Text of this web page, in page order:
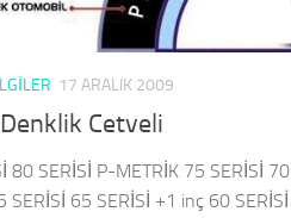
17 ARALIK 2009
Cetveli
80 SERİSİ P-METRİK 75 SERİSİ 70
SERİSİ 65 SERİSİ +1 inç 60 SERİSİ